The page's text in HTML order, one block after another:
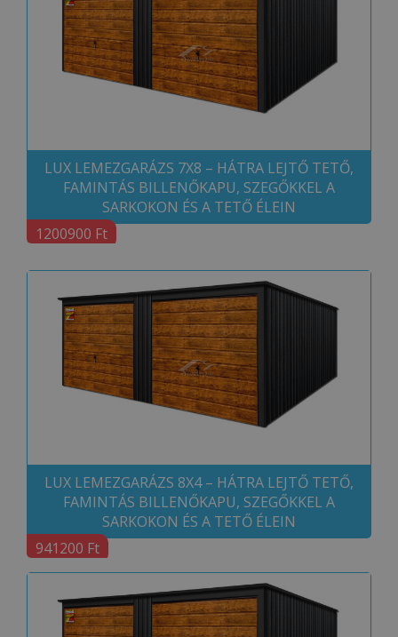
LUX LEMEZGARÁZS 7X8 – HÁTRA LEJTŐ TETŐ,
FAMINTÁS BILLENŐKAPU, SZEGŐKKEL A
SARKOKON ÉS A TETŐ ÉLEIN
1200900 Ft
LUX LEMEZGARÁZS 8X4 – HÁTRA LEJTŐ TETŐ,
FAMINTÁS BILLENŐKAPU, SZEGŐKKEL A
SARKOKON ÉS A TETŐ ÉLEIN
941200 Ft